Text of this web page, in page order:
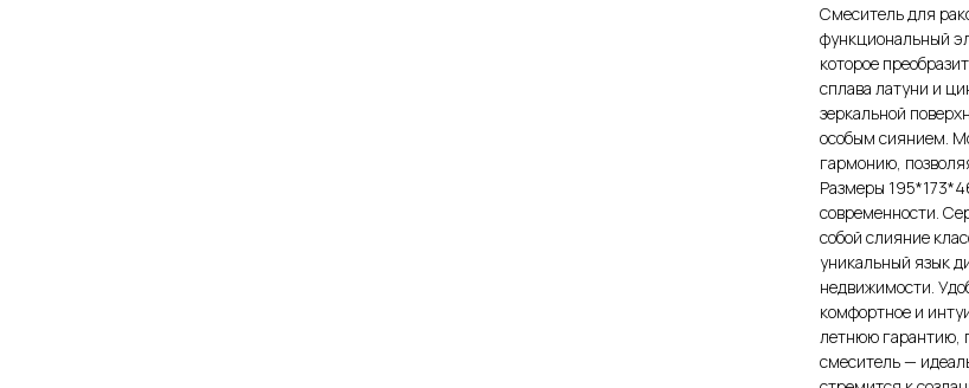
Смеситель для
функциональный
которое
сплава латуни и
зеркальной
особым сиянием.
гармонию,
Размеры
современности.
собой слияние
уникальный язык
недвижимости.
комфортное и
летнюю гарантию,
смеситель —